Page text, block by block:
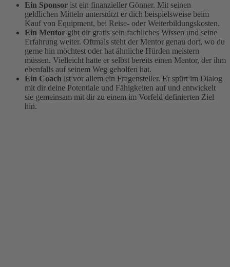
Ein Sponsor ist ein finanzieller Gönner. Mit seinen
geldlichen Mitteln unterstützt er dich beispielsweise beim
Kauf von Equipment, bei Reise- oder Weiterbildungskosten.
Ein Mentor gibt dir gratis sein fachliches Wissen und seine
Erfahrung weiter. Oftmals steht der Mentor genau dort, wo du
gerne hin möchtest oder hat ähnliche Hürden meistern
müssen. Vielleicht hatte er selbst bereits einen Mentor, der ihm
ebenfalls auf seinem Weg geholfen hat.
Ein Coach ist vor allem ein Fragensteller. Er spürt im Dialog
mit dir deine Potentiale und Fähigkeiten auf und entwickelt
sie gemeinsam mit dir zu einem im Vorfeld definierten Ziel
hin.